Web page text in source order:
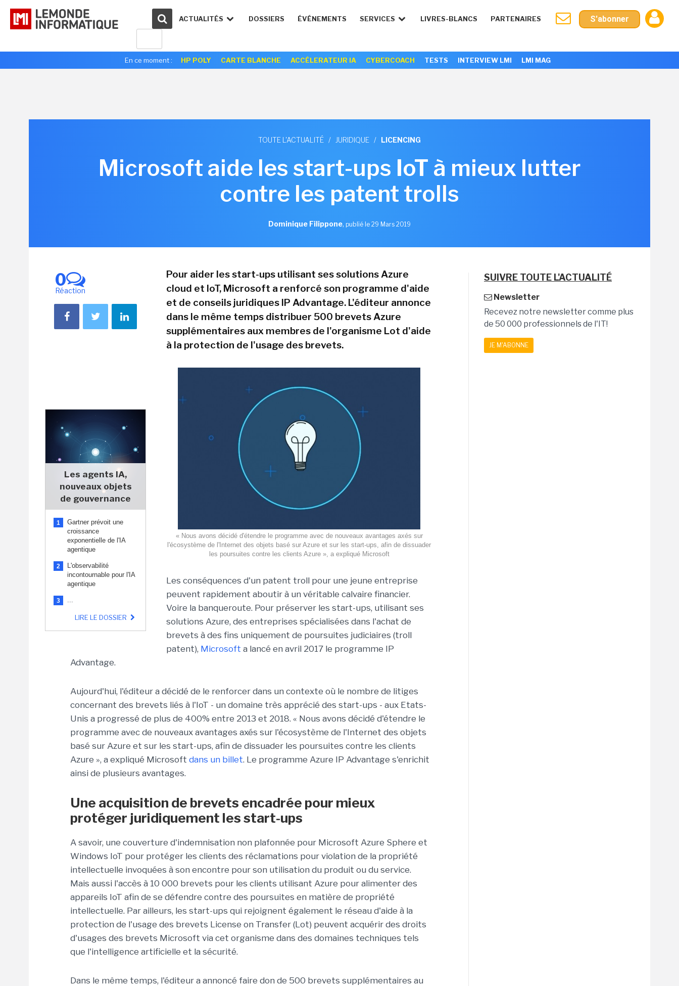
ACTUALITÉS DOSSIERS ÉVÉNEMENTS SERVICES LIVRES-BLANCS PARTENAIRES S'abonner
En ce moment : HP POLY CARTE BLANCHE ACCÉLERATEUR IA CYBERCOACH TESTS INTERVIEW LMI LMI MAG
TOUTE L'ACTUALITÉ / JURIDIQUE / LICENCING
Microsoft aide les start-ups IoT à mieux lutter
contre les patent trolls
Dominique Filippone, publié le 29 Mars 2019
0
Réaction
Les agents IA,
nouveaux objets
de gouvernance
1
Gartner prévoit une
croissance
exponentielle de l'IA
agentique
2
L'observabilité
incontournable pour l'IA
agentique
3 ...
LIRE LE DOSSIER
Pour aider les start-ups utilisant ses solutions Azure
cloud et IoT, Microsoft a renforcé son programme d'aide
et de conseils juridiques IP Advantage. L'éditeur annonce
dans le même temps distribuer 500 brevets Azure
supplémentaires aux membres de l'organisme Lot d'aide
à la protection de l'usage des brevets.
« Nous avons décidé d'étendre le programme avec de nouveaux avantages axés sur
l'écosystème de l'Internet des objets basé sur Azure et sur les start-ups, afin de dissuader
les poursuites contre les clients Azure », a expliqué Microsoft
Les conséquences d'un patent troll pour une jeune entreprise
peuvent rapidement aboutir à un véritable calvaire financier.
Voire la banqueroute. Pour préserver les start-ups, utilisant ses
solutions Azure, des entreprises spécialisées dans l'achat de
brevets à des fins uniquement de poursuites judiciaires (troll
patent), Microsoft a lancé en avril 2017 le programme IP
Advantage.
Aujourd'hui, l'éditeur a décidé de le renforcer dans un contexte où le nombre de litiges
concernant des brevets liés à l'IoT - un domaine très apprécié des start-ups - aux Etats-
Unis a progressé de plus de 400% entre 2013 et 2018. « Nous avons décidé d'étendre le
programme avec de nouveaux avantages axés sur l'écosystème de l'Internet des objets
basé sur Azure et sur les start-ups, afin de dissuader les poursuites contre les clients
Azure », a expliqué Microsoft dans un billet. Le programme Azure IP Advantage s'enrichit
ainsi de plusieurs avantages.
Une acquisition de brevets encadrée pour mieux
protéger juridiquement les start-ups
A savoir, une couverture d'indemnisation non plafonnée pour Microsoft Azure Sphere et
Windows IoT pour protéger les clients des réclamations pour violation de la propriété
intellectuelle invoquées à son encontre pour son utilisation du produit ou du service.
Mais aussi l'accès à 10 000 brevets pour les clients utilisant Azure pour alimenter des
appareils IoT afin de se défendre contre des poursuites en matière de propriété
intellectuelle. Par ailleurs, les start-ups qui rejoignent également le réseau d'aide à la
protection de l'usage des brevets License on Transfer (Lot) peuvent acquérir des droits
d'usages des brevets Microsoft via cet organisme dans des domaines techniques tels
que l'intelligence artificielle et la sécurité.
Dans le même temps, l'éditeur a annoncé faire don de 500 brevets supplémentaires au
SUIVRE TOUTE L'ACTUALITÉ
Newsletter
Recevez notre newsletter comme plus
de 50 000 professionnels de l'IT!
JE M'ABONNE